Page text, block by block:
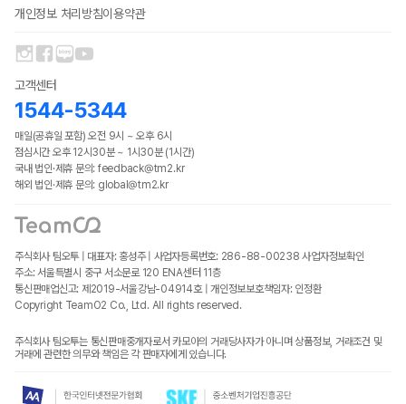
개인정보 처리방침이용약관
고객센터
1544-5344
매일(공휴일 포함) 오전 9시 ~ 오후 6시
점심시간 오후 12시30분 ~ 1시30분 (1시간)
국내 법인·제휴 문의: feedback@tm2.kr
해외 법인·제휴 문의: global@tm2.kr
주식회사 팀오투 | 대표자: 홍성주 | 사업자등록번호: 286-88-00238 사업자정보확인
주소: 서울특별시 중구 서소문로 120 ENA센터 11층
통신판매업신고: 제2019-서울강남-04914호 | 개인정보보호책임자: 인정환
Copyright TeamO2 Co., Ltd. All rights reserved.
주식회사 팀오투는 통신판매중개자로서 카모아의 거래당사자가 아니며 상품정보, 거래조건 및
거래에 관련한 의무와 책임은 각 판매자에게 있습니다.